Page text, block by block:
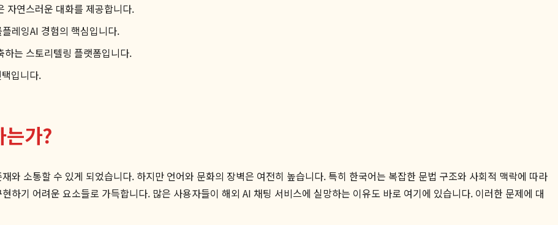
자연스러운 대화를 제공합니다.
레잉AI 경험의 핵심입니다.
는 스토리텔링 플랫폼입니다.
입니다.
가?
와 소통할 수 있게 되었습니다. 하지만 언어와 문화의 장벽은 여전히 높습니다. 특히 한국어는 복잡한 문법 구조와 사회적 맥락에 따라
하기 어려운 요소들로 가득합니다. 많은 사용자들이 해외 AI 채팅 서비스에 실망하는 이유도 바로 여기에 있습니다. 이러한 문제에 대